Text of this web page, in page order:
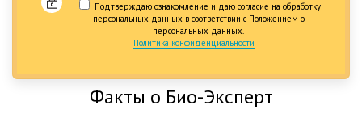
Подтверждаю ознакомление и даю согласие на обработку
персональных данных в соответствии с Положением о
персональных данных.
Политика конфиденциальности
Факты о Био-Эксперт